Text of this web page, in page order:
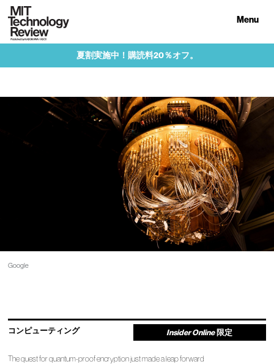
Menu
夏割実施中！購読料20％オフ。
Google
コンピューティング Insider Online限定
The quest for quantum-proof encryption just made a leap forward